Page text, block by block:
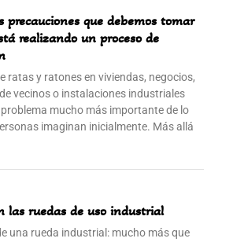
precauciones que debemos tomar
realizando un proceso de
ratas y ratones en viviendas, negocios,
vecinos o instalaciones industriales
mucho más importante de lo
imaginan inicialmente. Más allá
las ruedas de uso industrial
una rueda industrial: mucho más que